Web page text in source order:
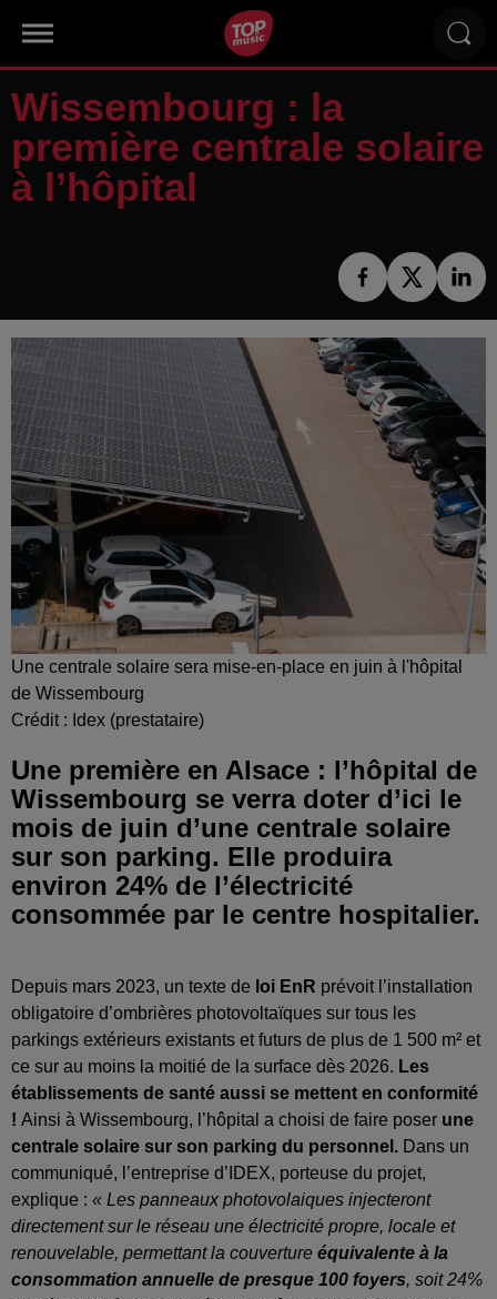
Wissembourg : la
première centrale solaire
à l’hôpital
Une centrale solaire sera mise-en-place en juin à l'hôpital
de Wissembourg
Crédit : Idex (prestataire)
Une première en Alsace : l’hôpital de
Wissembourg se verra doter d’ici le
mois de juin d’une centrale solaire
sur son parking. Elle produira
environ 24% de l’électricité
consommée par le centre hospitalier.
Depuis mars 2023, un texte de loi EnR prévoit l’installation
obligatoire d’ombrières photovoltaïques sur tous les
parkings extérieurs existants et futurs de plus de 1 500 m² et
ce sur au moins la moitié de la surface dès 2026. Les
établissements de santé aussi se mettent en conformité
! Ainsi à Wissembourg, l’hôpital a choisi de faire poser une
centrale solaire sur son parking du personnel. Dans un
communiqué, l’entreprise d’IDEX, porteuse du projet,
explique : « Les panneaux photovolaiques injecteront
directement sur le réseau une électricité propre, locale et
renouvelable, permettant la couverture équivalente à la
consommation annuelle de presque 100 foyers, soit 24%